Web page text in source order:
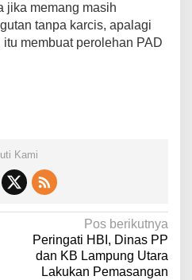
jika memang masih
tanpa karcis, apalagi
membuat perolehan PAD
Kami
Pos berikutnya
Peringati HBI, Dinas PP
dan KB Lampung Utara
Lakukan Pemasangan